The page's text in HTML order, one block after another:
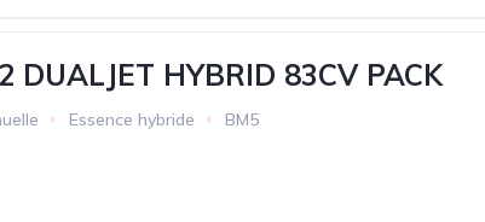
DUALJET HYBRID 83CV PACK
Essence hybride BM5